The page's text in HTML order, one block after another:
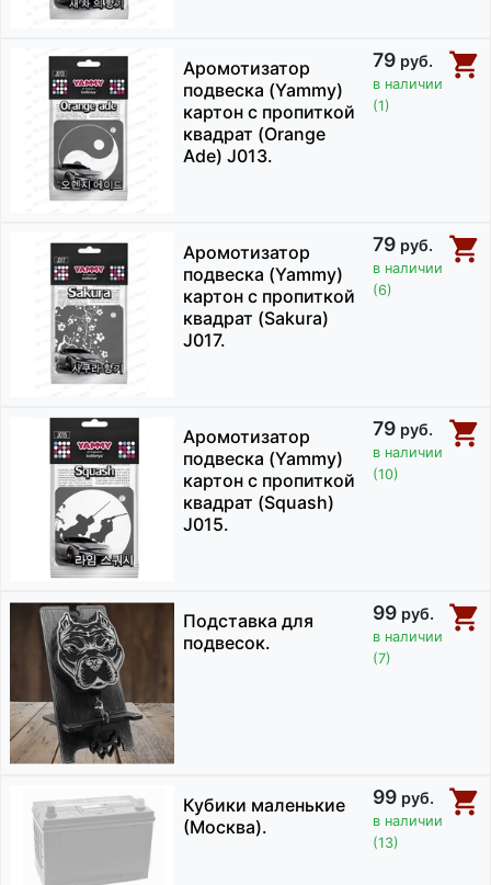
Аромотизатор
подвеска (Yammy)
картон с пропиткой
квадрат (Orange
Ade) J013.
79 руб.
в наличии
(1)
Аромотизатор
подвеска (Yammy)
картон с пропиткой
квадрат (Sakura)
J017.
79 руб.
в наличии
(6)
Аромотизатор
подвеска (Yammy)
картон с пропиткой
квадрат (Squash)
J015.
79 руб.
в наличии
(10)
Подставка для
подвесок.
99 руб.
в наличии
(7)
Кубики маленькие
(Москва).
99 руб.
в наличии
(13)